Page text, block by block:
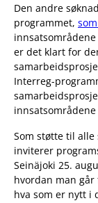
Den andre
programmet,
er det klart for
Interreg-
innsatsområdene
Som støtte til alle
inviterer
Seinäjoki 25.
hvordan man
hva som er nytt i